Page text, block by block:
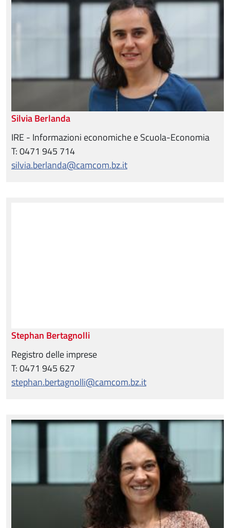
Silvia Berlanda
IRE - Informazioni economiche e Scuola-Economia
T: 0471 945 714
silvia.berlanda@camcom.bz.it
Stephan Bertagnolli
Registro delle imprese
T: 0471 945 627
stephan.bertagnolli@camcom.bz.it